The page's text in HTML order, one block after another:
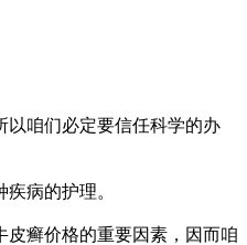
咱们必定要信任科学的办
病的护理。
癣价格的重要因素，因而咱